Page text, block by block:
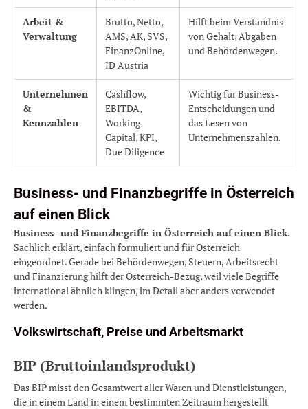
Arbeit &
Verwaltung
Brutto, Netto,
AMS, AK, SVS,
FinanzOnline,
ID Austria
Hilft beim Verständnis
von Gehalt, Abgaben
und Behördenwegen.
Unternehmen
&
Kennzahlen
Cashflow,
EBITDA,
Working
Capital, KPI,
Due Diligence
Wichtig für Business-
Entscheidungen und
das Lesen von
Unternehmenszahlen.
Business- und Finanzbegriffe in Österreich
auf einen Blick
Business- und Finanzbegriffe in Österreich auf einen Blick.
Sachlich erklärt, einfach formuliert und für Österreich
eingeordnet. Gerade bei Behördenwegen, Steuern, Arbeitsrecht
und Finanzierung hilft der Österreich-Bezug, weil viele Begriffe
international ähnlich klingen, im Detail aber anders verwendet
werden.
Volkswirtschaft, Preise und Arbeitsmarkt
BIP (Bruttoinlandsprodukt)
Das BIP misst den Gesamtwert aller Waren und Dienstleistungen,
die in einem Land in einem bestimmten Zeitraum hergestellt